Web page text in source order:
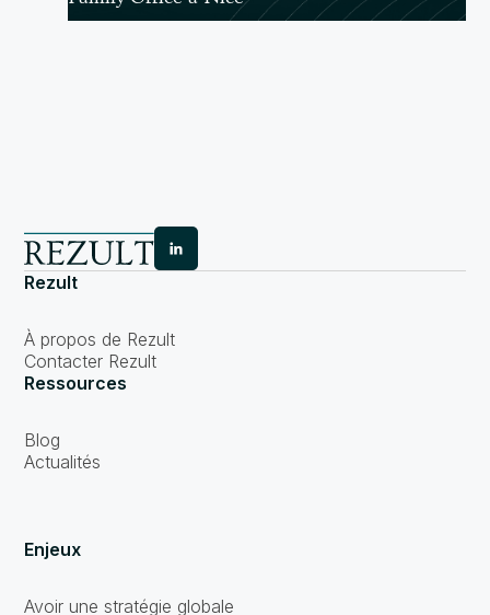
Rezult
À propos de Rezult
Contacter Rezult
Ressources
Blog
Actualités
Enjeux
Avoir une stratégie globale